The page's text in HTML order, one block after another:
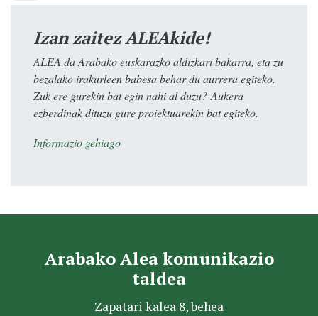
Izan zaitez ALEAkide!
ALEA da Arabako euskarazko aldizkari bakarra, eta zu
bezalako irakurleen babesa behar du aurrera egiteko.
Zuk ere gurekin bat egin nahi al duzu? Aukera
ezberdinak dituzu gure proiektuarekin bat egiteko.
Informazio gehiago
Arabako Alea komunikazio
taldea
Zapatari kalea 8, behea